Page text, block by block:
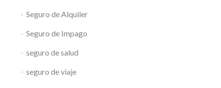
Seguro de Alquiler
Seguro de Impago
seguro de salud
seguro de viaje